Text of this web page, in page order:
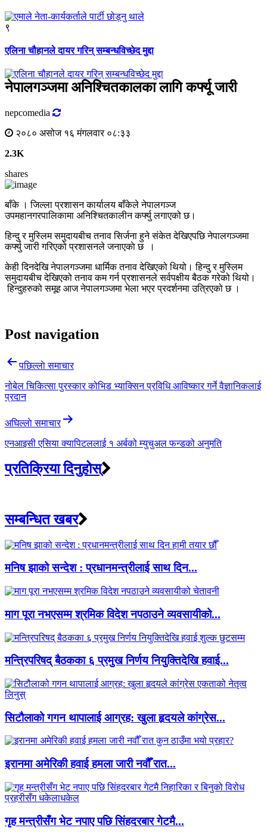
९
एलिना चौहानले दायर गरिन् सम्बन्धविच्छेद मुद्दा
नेपालगञ्जमा अनिश्चितकालका लागि कर्फ्यू जारी
nepcomedia
२०८० असोज १६ मंगलवार ०८:३३
2.3K
shares
बाँके । जिल्ला प्रशासन कार्यालय बाँकेले नेपालगञ्ज
उपमहानगरपालिकामा अनिश्चितकालीन कर्फ्यु लगाएको छ।
हिन्दु र मुस्लिम समुदायबीच तनाव सिर्जना हुने संकेत देखिएपछि नेपालगञ्जमा
कर्फ्यु जारी गरिएको प्रशासनले जनाएकाे छ ।
केही दिनदेखि नेपालगञ्जमा धार्मिक तनाव देखिएको थियो। हिन्दु र मुस्लिम
समुदायबीच देखिएको तनाव कम गर्न प्रशासनले सर्वपक्षीय बैठक गरेको थियो।
हिन्दुहरुको समूह आज नेपालगञ्जमा भेला भएर प्रदर्शनमा उत्रिएको छ ।
Post navigation
पछिल्लाे समाचार
नोबेल चिकित्सा पुरस्कार कोभिड भ्याक्सिन प्रविधि आविष्कार गर्ने वैज्ञानिकलाई
प्रदान
अघिल्लाे समाचार
एनआइसी एसिया क्यापिटललाई १ अर्बको म्युचुअल फन्डको अनुमति
प्रतिक्रिया दिनुहोस्
सम्बन्धित खबर
मनिष झाको सन्देश : प्रधानमन्त्रीलाई साथ दिन...
माग पूरा नभएसम्म श्रमिक विदेश नपठाउने व्यवसायीको...
मन्त्रिपरिषद् बैठकका ६ प्रमुख निर्णय नियुक्तिदेखि हवाई...
सिटौलाको गगन थापालाई आग्रह: खुला हृदयले कांग्रेस...
इरानमा अमेरिकी हवाई हमला जारी नवौँ रात...
गृह मन्त्रीसँग भेट नपाए पछि सिंहदरबार गेटमै...